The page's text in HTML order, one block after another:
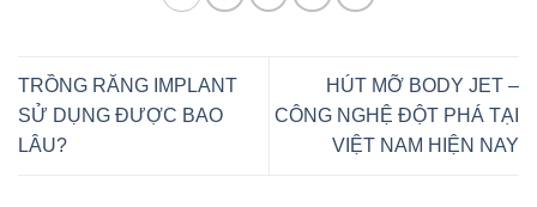
TRỒNG RĂNG IMPLANT
SỬ DỤNG ĐƯỢC BAO
LÂU?
HÚT MỠ BODY JET –
CÔNG NGHỆ ĐỘT PHÁ TẠI
VIỆT NAM HIỆN NAY